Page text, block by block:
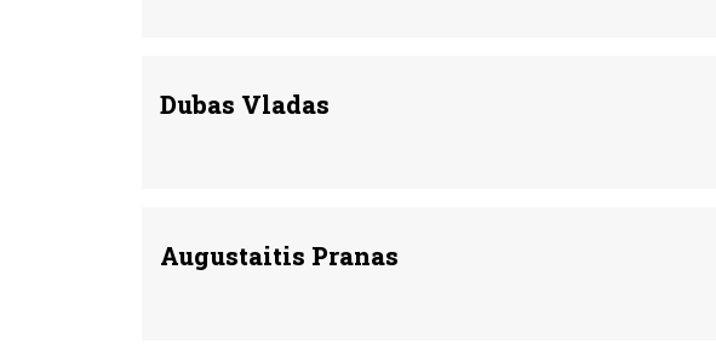
Dubas Vladas
Augustaitis Pranas